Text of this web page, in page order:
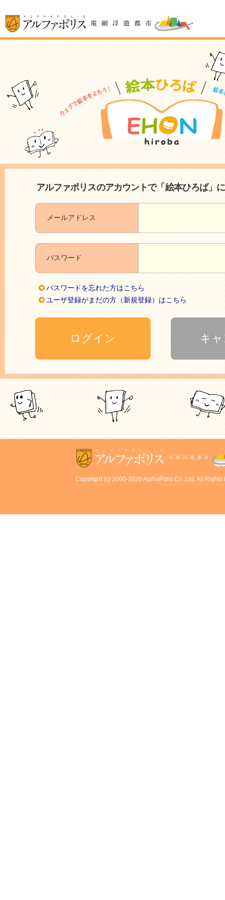
アルファポリスのアカウントで「絵本ひろば」
メールアドレス
パスワード
パスワードを忘れた方はこちら
ユーザ登録がまだの方（新規登録）はこちら
Copyright (c) 2000-2026 AlphaPolis Co.,Ltd. All Rights